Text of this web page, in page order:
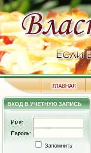
ВХОД В УЧЕТНУЮ ЗАПИСЬ
Имя:
Пароль:
Запомнить